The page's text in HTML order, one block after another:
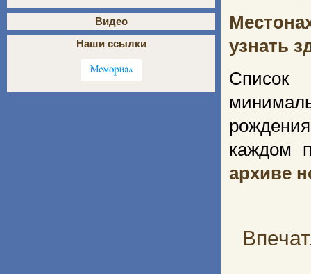
узнать
Список
каждом
архиве
Видео
Наши ссылки